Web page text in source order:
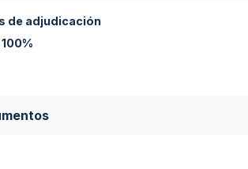
de adjudicación
100%